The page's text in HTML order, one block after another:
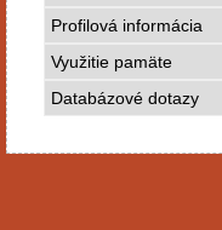
Profilová informácia
Využitie pamäte
Databázové dotazy